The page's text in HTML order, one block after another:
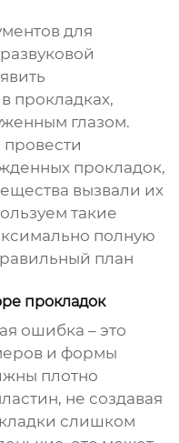
для
прокладках,
глазом.
прокладок,
вызвали их
такие
полную
план
прокладок
ошибка – это
и формы
плотно
не создавая
слишком